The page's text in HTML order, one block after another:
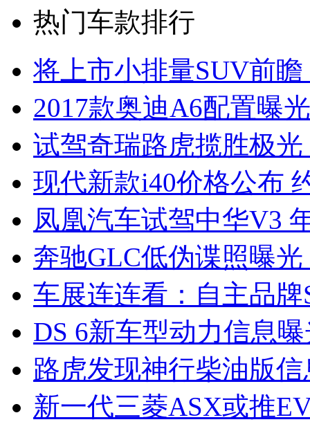
热门车款排行
将上市小排量SUV前
2017款奥迪A6配置曝
试驾奇瑞路虎揽胜极
现代新款i40价格公布
凤凰汽车试驾中华V3
奔驰GLC低伪谍照曝
车展连连看：自主品牌
DS 6新车型动力信息
路虎发现神行柴油版
新一代三菱ASX或推